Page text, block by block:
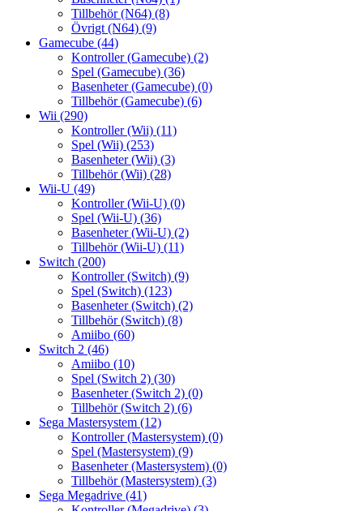
Tillbehör (N64) (8)
Övrigt (N64) (9)
Gamecube (44)
Kontroller (Gamecube) (2)
Spel (Gamecube) (36)
Basenheter (Gamecube) (0)
Tillbehör (Gamecube) (6)
Wii (290)
Kontroller (Wii) (11)
Spel (Wii) (253)
Basenheter (Wii) (3)
Tillbehör (Wii) (28)
Wii-U (49)
Kontroller (Wii-U) (0)
Spel (Wii-U) (36)
Basenheter (Wii-U) (2)
Tillbehör (Wii-U) (11)
Switch (200)
Kontroller (Switch) (9)
Spel (Switch) (123)
Basenheter (Switch) (2)
Tillbehör (Switch) (8)
Amiibo (60)
Switch 2 (46)
Amiibo (10)
Spel (Switch 2) (30)
Basenheter (Switch 2) (0)
Tillbehör (Switch 2) (6)
Sega Mastersystem (12)
Kontroller (Mastersystem) (0)
Spel (Mastersystem) (9)
Basenheter (Mastersystem) (0)
Tillbehör (Mastersystem) (3)
Sega Megadrive (41)